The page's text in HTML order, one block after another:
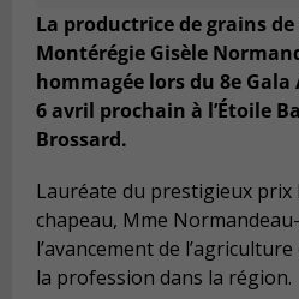
La productrice de grains
Montérégie Gisèle
hommagée lors du 8e
6 avril prochain à l’Étoile
Brossard.
Lauréate du prestigieux prix
chapeau, Mme
l’avancement de
la profession dans la région.